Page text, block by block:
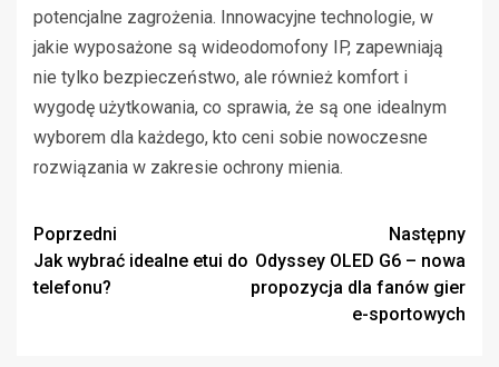
potencjalne zagrożenia. Innowacyjne technologie, w
jakie wyposażone są wideodomofony IP, zapewniają
nie tylko bezpieczeństwo, ale również komfort i
wygodę użytkowania, co sprawia, że są one idealnym
wyborem dla każdego, kto ceni sobie nowoczesne
rozwiązania w zakresie ochrony mienia.
Zobacz
wpisy
Poprzedni
Jak wybrać idealne etui do
telefonu?
Następny
Odyssey OLED G6 – nowa
propozycja dla fanów gier
e-sportowych